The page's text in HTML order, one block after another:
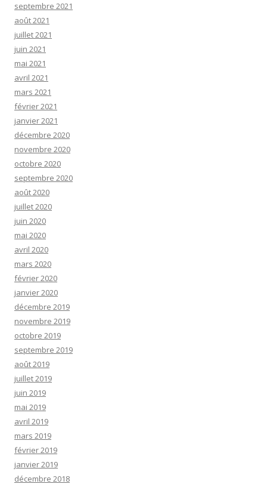
septembre 2021
août 2021
juillet 2021
juin 2021
mai 2021
avril 2021
mars 2021
février 2021
janvier 2021
décembre 2020
novembre 2020
octobre 2020
septembre 2020
août 2020
juillet 2020
juin 2020
mai 2020
avril 2020
mars 2020
février 2020
janvier 2020
décembre 2019
novembre 2019
octobre 2019
septembre 2019
août 2019
juillet 2019
juin 2019
mai 2019
avril 2019
mars 2019
février 2019
janvier 2019
décembre 2018